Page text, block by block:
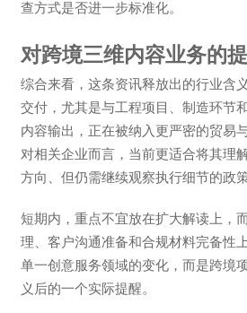
查方式是否进一步标准化。
对跨境三维内容业务的
综合来看，这条资讯释放出的行业含
交付，尤其是与工程项目、制造环节
内容输出，正在被纳入更严密的贸易
对相关企业而言，当前更适合将其理
方向、但仍需继续观察执行细节的政策
短期内，重点不宜放在扩大解读上，
理、客户沟通准备和合规材料完备性
单一创意服务领域的变化，而是跨境
义后的一个实际提醒。